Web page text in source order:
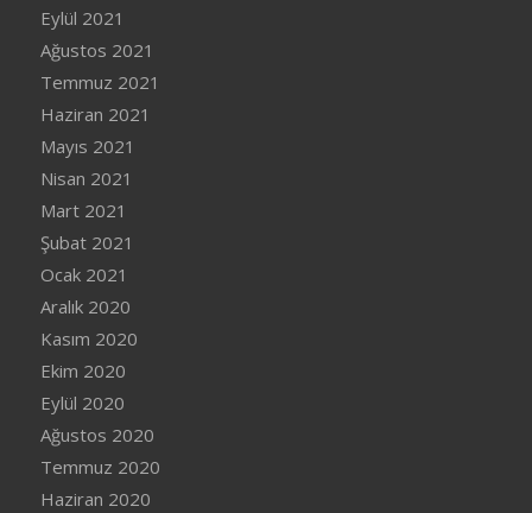
Eylül 2021
Ağustos 2021
Temmuz 2021
Haziran 2021
Mayıs 2021
Nisan 2021
Mart 2021
Şubat 2021
Ocak 2021
Aralık 2020
Kasım 2020
Ekim 2020
Eylül 2020
Ağustos 2020
Temmuz 2020
Haziran 2020